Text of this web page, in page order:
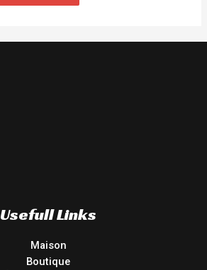
Usefull Links
Maison
Boutique